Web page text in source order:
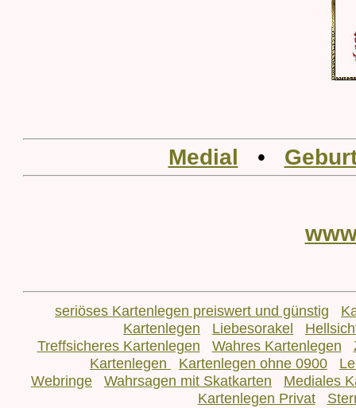
Medial •
seriöses Kartenlegen preiswert und günstig
Kartenlegen
Liebesorakel
Treffsicheres Kartenlegen
Wahres Kartenlegen
Kartenlegen
Kartenlegen ohne 0900
Webringe
Wahrsagen mit Skatkarten
Mediales
Kartenlegen Privat